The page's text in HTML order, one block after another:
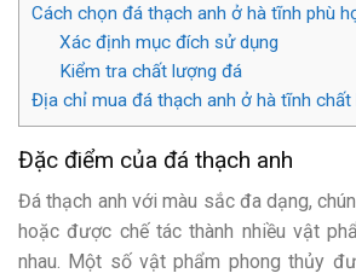
Cách chọn đá thạch anh ở hà tĩnh phù
Xác định mục đích sử dụng
Kiểm tra chất lượng đá
Địa chỉ mua đá thạch anh ở hà tĩnh chất
Đặc điểm của đá thạch anh
Đá thạch anh với màu sắc đa dạng,
hoặc được chế tác thành nhiều vật
nhau. Một số vật phẩm phong thủy